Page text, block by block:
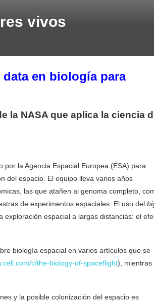
vivos
en biología para
la NASA que aplica la ciencia
la Agencia Espacial Europea (ESA) para
del espacio. El equipo lleva varios años
las que atañen al genoma completo,
de experimentos espaciales. El uso del
espacial a largas distancias: el
biología espacial en varios artículos que se
c/the-biology-of-spaceflight), mientras
y la posible colonización del espacio es